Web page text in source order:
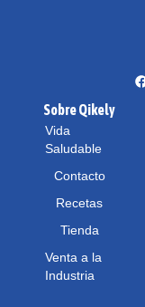
Sobre Qikely
Vida
Saludable
Contacto
Recetas
Tienda
Venta a la
Industria